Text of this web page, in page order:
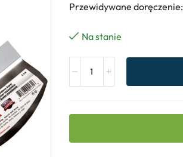
Przewidywane doręczenie:
Na stanie